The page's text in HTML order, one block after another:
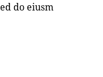
do eiusm